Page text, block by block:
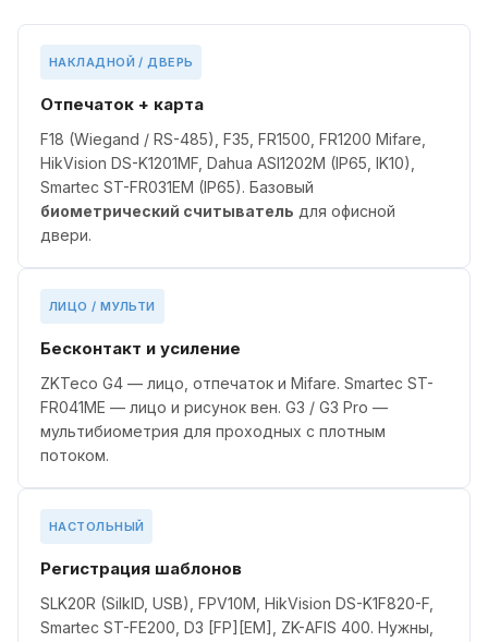
НАКЛАДНОЙ / ДВЕРЬ
Отпечаток + карта
F18 (Wiegand / RS-485), F35, FR1500, FR1200 Mifare,
HikVision DS-K1201MF, Dahua ASI1202M (IP65, IK10),
Smartec ST-FR031EM (IP65). Базовый
биометрический считыватель для офисной
двери.
ЛИЦО / МУЛЬТИ
Бесконтакт и усиление
ZKTeco G4 — лицо, отпечаток и Mifare. Smartec ST-
FR041ME — лицо и рисунок вен. G3 / G3 Pro —
мультибиометрия для проходных с плотным
потоком.
НАСТОЛЬНЫЙ
Регистрация шаблонов
SLK20R (SilkID, USB), FPV10M, HikVision DS-K1F820-F,
Smartec ST-FE200, D3 [FP][EM], ZK-AFIS 400. Нужны,